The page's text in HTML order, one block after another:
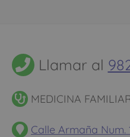
Llamar al
MEDICINA
Calle Armaña Num.